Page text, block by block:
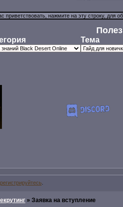
Тема
»Заявка на вступление